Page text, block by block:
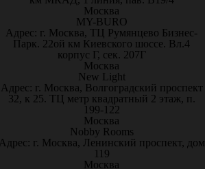
Москва
MY-BURO
Адрес: г. Москва, ТЦ Румянцево Бизнес-
Парк. 22ой км Киевского шоссе. Вл.4
корпус Г, сек. 207Г
Москва
New Light
Адрес: г. Москва, Волгоградский проспект
32, к 25. ТЦ метр квадратный 2 этаж, п.
199-122
Москва
Nobby Rooms
г. Москва, Ленинский проспект, дом
119
Москва